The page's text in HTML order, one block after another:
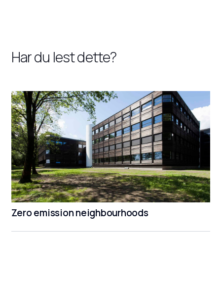
Har du lest dette?
Zero emission neighbourhoods